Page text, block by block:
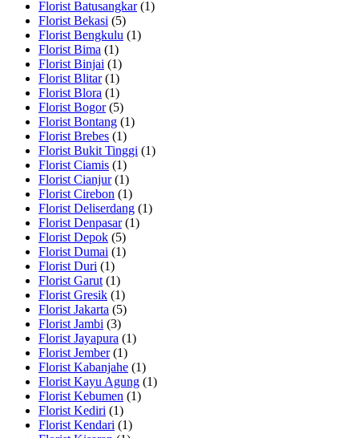
Florist Batusangkar(1)
Florist Bekasi (5)
Florist Bengkulu (1)
Florist Bima (1)
Florist Binjai (1)
Florist Blitar(1)
Florist Blora (1)
Florist Bogor(5)
Florist Bontang (1)
Florist Brebes (1)
Florist Bukit Tinggi (1)
Florist Ciamis (1)
Florist Cianjur(1)
Florist Cirebon (1)
Florist Deliserdang (1)
Florist Denpasar(1)
Florist Depok (5)
Florist Dumai (1)
Florist Duri (1)
Florist Garut (1)
Florist Gresik (1)
Florist Jakarta (5)
Florist Jambi (3)
Florist Jayapura (1)
Florist Jember(1)
Florist Kabanjahe (1)
Florist Kayu Agung (1)
Florist Kebumen (1)
Florist Kediri (1)
Florist Kendari (1)